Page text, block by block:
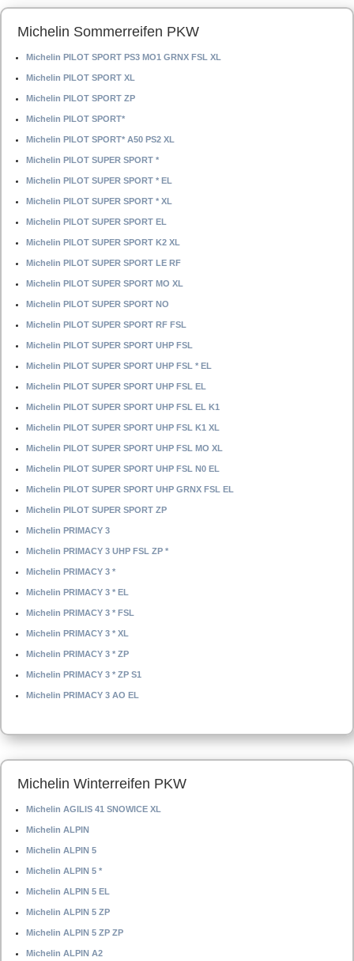
Michelin Sommerreifen PKW
Michelin PILOT SPORT PS3 MO1 GRNX FSL XL
Michelin PILOT SPORT XL
Michelin PILOT SPORT ZP
Michelin PILOT SPORT*
Michelin PILOT SPORT* A50 PS2 XL
Michelin PILOT SUPER SPORT *
Michelin PILOT SUPER SPORT * EL
Michelin PILOT SUPER SPORT * XL
Michelin PILOT SUPER SPORT EL
Michelin PILOT SUPER SPORT K2 XL
Michelin PILOT SUPER SPORT LE RF
Michelin PILOT SUPER SPORT MO XL
Michelin PILOT SUPER SPORT NO
Michelin PILOT SUPER SPORT RF FSL
Michelin PILOT SUPER SPORT UHP FSL
Michelin PILOT SUPER SPORT UHP FSL * EL
Michelin PILOT SUPER SPORT UHP FSL EL
Michelin PILOT SUPER SPORT UHP FSL EL K1
Michelin PILOT SUPER SPORT UHP FSL K1 XL
Michelin PILOT SUPER SPORT UHP FSL MO XL
Michelin PILOT SUPER SPORT UHP FSL N0 EL
Michelin PILOT SUPER SPORT UHP GRNX FSL EL
Michelin PILOT SUPER SPORT ZP
Michelin PRIMACY 3
Michelin PRIMACY 3 UHP FSL ZP *
Michelin PRIMACY 3 *
Michelin PRIMACY 3 * EL
Michelin PRIMACY 3 * FSL
Michelin PRIMACY 3 * XL
Michelin PRIMACY 3 * ZP
Michelin PRIMACY 3 * ZP S1
Michelin PRIMACY 3 AO EL
Michelin Winterreifen PKW
Michelin AGILIS 41 SNOWICE XL
Michelin ALPIN
Michelin ALPIN 5
Michelin ALPIN 5 *
Michelin ALPIN 5 EL
Michelin ALPIN 5 ZP
Michelin ALPIN 5 ZP ZP
Michelin ALPIN A2